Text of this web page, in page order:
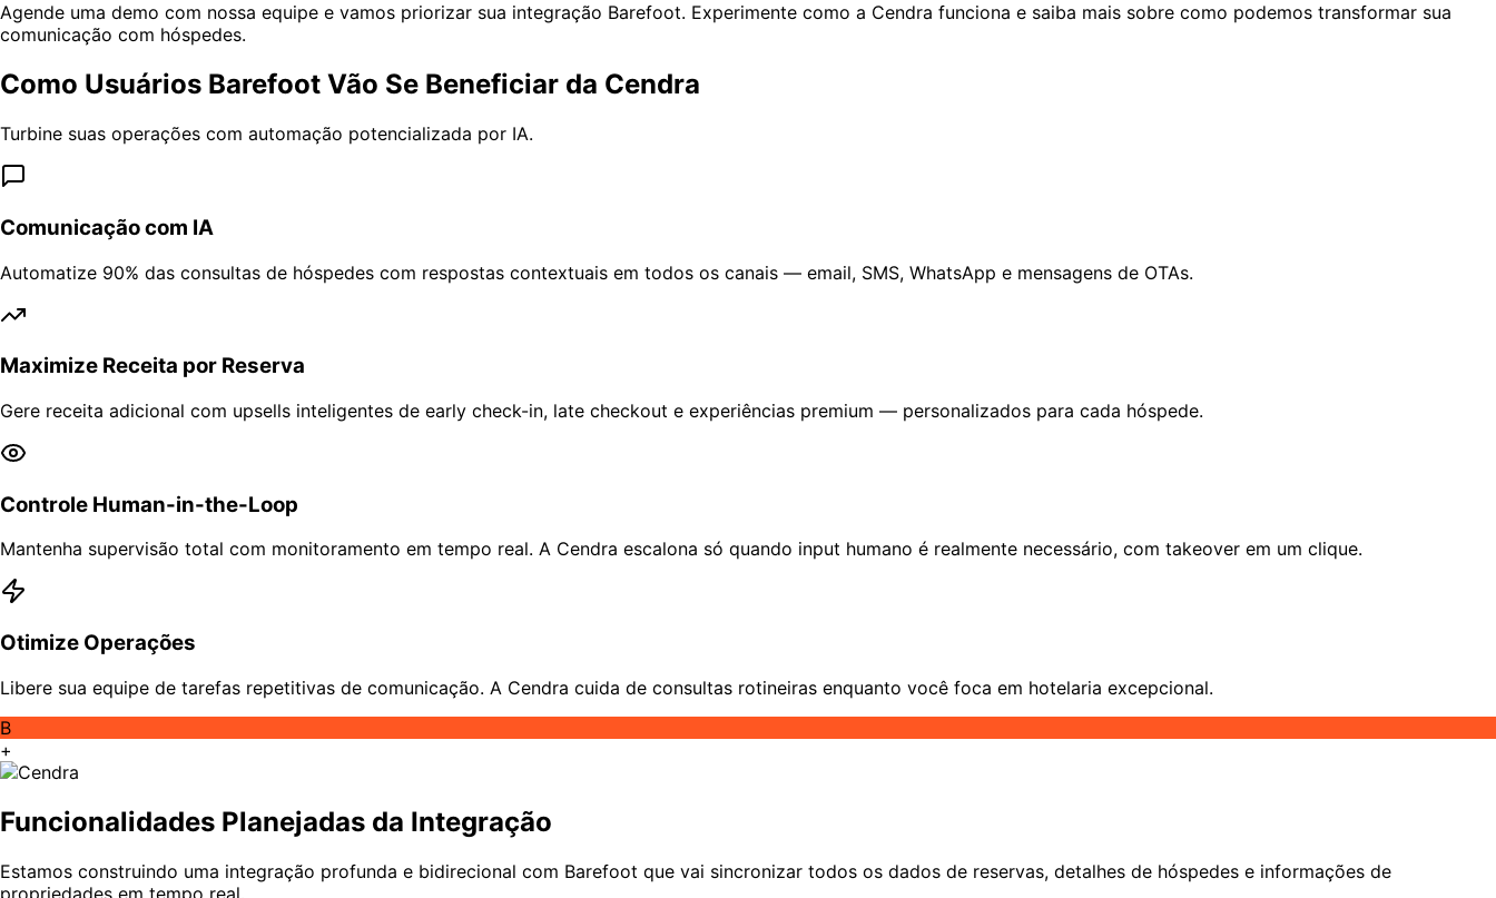
Agende uma demo com nossa equipe e vamos priorizar sua integração Barefoot. Experimente como a Cendra funciona e saiba mais sobre como podemos transformar sua
comunicação com hóspedes.
Como Usuários Barefoot Vão Se Beneficiar da Cendra
Turbine suas operações com automação potencializada por IA.
Comunicação com IA
Automatize 90% das consultas de hóspedes com respostas contextuais em todos os canais — email, SMS, WhatsApp e mensagens de OTAs.
Maximize Receita por Reserva
Gere receita adicional com upsells inteligentes de early check-in, late checkout e experiências premium — personalizados para cada hóspede.
Controle Human-in-the-Loop
Mantenha supervisão total com monitoramento em tempo real. A Cendra escalona só quando input humano é realmente necessário, com takeover em um clique.
Otimize Operações
Libere sua equipe de tarefas repetitivas de comunicação. A Cendra cuida de consultas rotineiras enquanto você foca em hotelaria excepcional.
B
+
Funcionalidades Planejadas da Integração
Estamos construindo uma integração profunda e bidirecional com Barefoot que vai sincronizar todos os dados de reservas, detalhes de hóspedes e informações de
propriedades em tempo real.